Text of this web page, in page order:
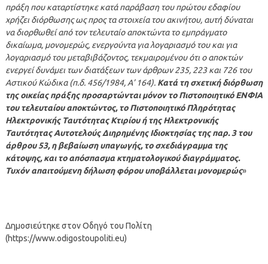
πράξη που καταρτίστηκε κατά παράβαση του πρώτου εδαφίου
χρήζει διόρθωσης ως προς τα στοιχεία του ακινήτου, αυτή δύναται
να διορθωθεί από τον τελευταίο αποκτώντα το εμπράγματο
δικαίωμα, μονομερώς, ενεργούντα για λογαριασμό του και για
λογαριασμό του μεταβιβάζοντος, τεκμαιρομένου ότι ο αποκτών
ενεργεί δυνάμει των διατάξεων των άρθρων 235, 223 και 726 του
Αστικού Κώδικα (π.δ. 456/1984, Α’ 164). Κατά τη σχετική διόρθωση
της οικείας πράξης προσαρτώνται μόνον το Πιστοποιητικό ΕΝΦΙΑ
του τελευταίου αποκτώντος, το Πιστοποιητικό Πληρότητας
Ηλεκτρονικής Ταυτότητας Κτιρίου ή της Ηλεκτρονικής
Ταυτότητας Αυτοτελούς Διηρημένης Ιδιοκτησίας της παρ. 3 του
άρθρου 53, η βεβαίωση υπαγωγής, το σχεδιάγραμμα της
κάτοψης, και το απόσπασμα κτηματολογικού διαγράμματος.
Τυχόν απαιτούμενη δήλωση φόρου υποβάλλεται μονομερώς»
Δημοσιεύτηκε στον Οδηγό του Πολίτη
(https://www.odigostoupoliti.eu)